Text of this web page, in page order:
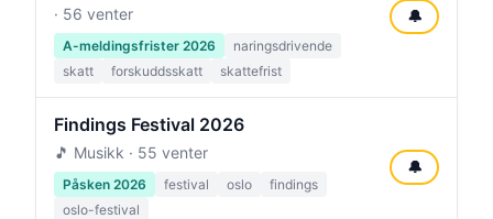
· 56 venter
A-meldingsfrister 2026
naringsdrivende
skatt
forskuddsskatt skattefrist
🔔
Findings Festival 2026
🎵 Musikk · 55 venter
Påsken 2026 festival oslo
findings
oslo-festival
🔔